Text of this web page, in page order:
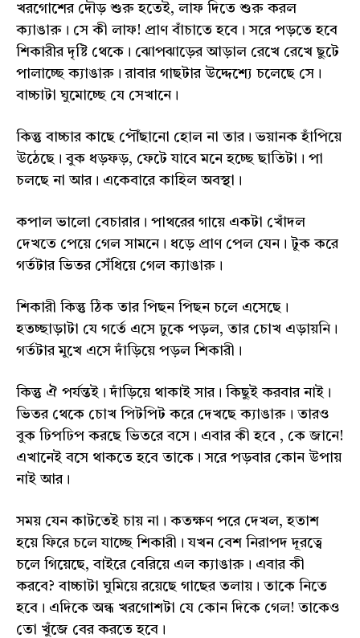
খরগোশের দৌড় শুরু হতেই, লাফ দিতে শুরু করল
ক্যাঙারু। সে কী লাফ! প্রাণ বাঁচাতে হবে। সরে পড়তে হবে
শিকারীর দৃষ্টি থেকে। ঝোপঝাড়ের আড়াল রেখে রেখে ছুটে
পালাচ্ছে ক্যাঙারু। রাবার গাছটার উদ্দেশ্যে চলেছে সে।
বাচ্চাটা ঘুমোচ্ছে যে সেখানে।
কিন্তু বাচ্চার কাছে পৌঁছানো হোল না তার। ভয়ানক হাঁপিয়ে
উঠেছে। বুক ধড়ফড়, ফেটে যাবে মনে হচ্ছে ছাতিটা। পা
চলছে না আর। একেবারে কাহিল অবস্থা।
কপাল ভালো বেচারার। পাথরের গায়ে একটা খোঁদল
দেখতে পেয়ে গেল সামনে। ধড়ে প্রাণ পেল যেন। টুক করে
গর্তটার ভিতর সেঁধিয়ে গেল ক্যাঙারু।
শিকারী কিন্তু ঠিক তার পিছন পিছন চলে এসেছে।
হতচ্ছাড়াটা যে গর্তে এসে ঢুকে পড়ল, তার চোখ এড়ায়নি।
গর্তটার মুখে এসে দাঁড়িয়ে পড়ল শিকারী।
কিন্তু ঐ পর্যন্তই। দাঁড়িয়ে থাকাই সার। কিছুই করবার নাই।
ভিতর থেকে চোখ পিটপিট করে দেখছে ক্যাঙারু। তারও
বুক ঢিপঢিপ করছে ভিতরে বসে। এবার কী হবে , কে জানে!
এখানেই বসে থাকতে হবে তাকে। সরে পড়বার কোন উপায়
নাই আর।
সময় যেন কাটতেই চায় না। কতক্ষণ পরে দেখল, হতাশ
হয়ে ফিরে চলে যাচ্ছে শিকারী। যখন বেশ নিরাপদ দূরত্বে
চলে গিয়েছে, বাইরে বেরিয়ে এল ক্যাঙারু। এবার কী
করবে? বাচ্চাটা ঘুমিয়ে রয়েছে গাছের তলায়। তাকে নিতে
হবে। এদিকে অন্ধ খরগোশটা যে কোন দিকে গেল! তাকেও
তো খুঁজে বের করতে হবে।